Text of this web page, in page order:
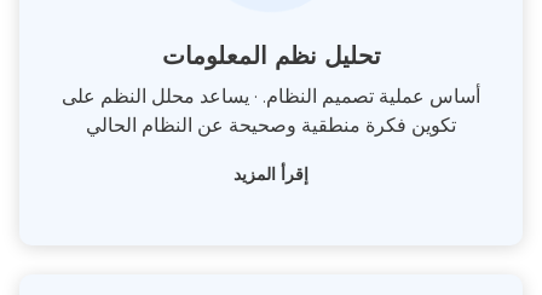
تحليل نظم المعلومات
أساس عملية تصميم النظام. · يساعد محلل النظم على
تكوين فكرة منطقية وصحيحة عن النظام الحالي
إقرأ المزيد